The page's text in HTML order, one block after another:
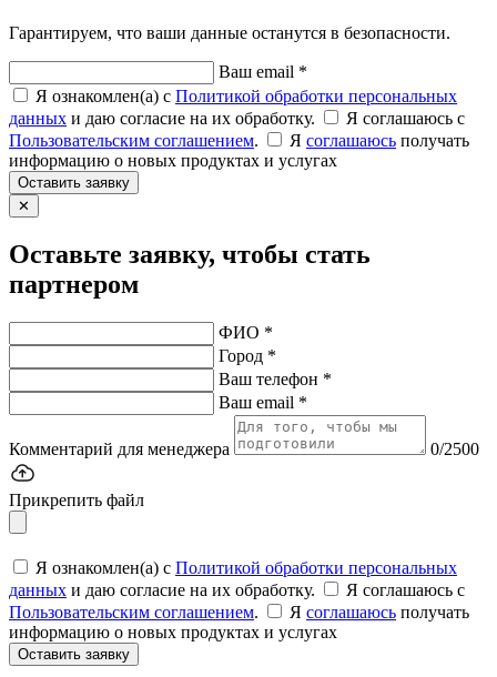
Гарантируем, что ваши данные останутся в безопасности.
Ваш email *
Я ознакомлен(а) с Политикой обработки персональных
данных и даю согласие на их обработку.
Я соглашаюсь c
Пользовательским соглашением. Я соглашаюсь получать
информацию о новых продуктах и услугах
Оставить заявку
✕
Оставьте заявку, чтобы стать
партнером
ФИО *
Город *
Ваш телефон *
Ваш email *
Комментарий для менеджера 0/2500
Прикрепить файл
Я ознакомлен(а) с Политикой обработки персональных
данных и даю согласие на их обработку.
Я соглашаюсь c
Пользовательским соглашением. Я соглашаюсь получать
информацию о новых продуктах и услугах
Оставить заявку